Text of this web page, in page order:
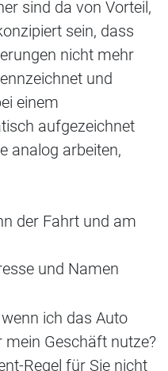
sind da von Vorteil,
sein, dass
nicht mehr
und
einem
aufgezeichnet
analog arbeiten,
der Fahrt und am
und Namen
ich das Auto
Geschäft nutze?
Regel für Sie nicht